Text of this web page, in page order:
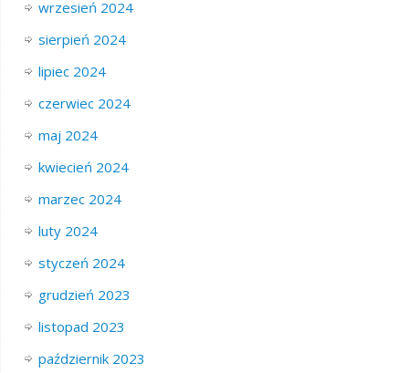
wrzesień 2024
sierpień 2024
lipiec 2024
czerwiec 2024
maj 2024
kwiecień 2024
marzec 2024
luty 2024
styczeń 2024
grudzień 2023
listopad 2023
październik 2023